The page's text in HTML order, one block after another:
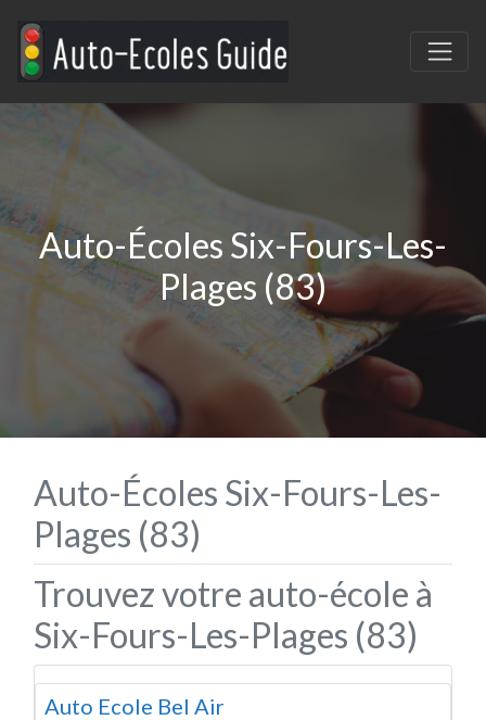
Auto-Écoles Six-Fours-Les-
Plages (83)
Auto-Écoles Six-Fours-Les-
Plages (83)
Trouvez votre auto-école à
Six-Fours-Les-Plages (83)
Auto Ecole Bel Air